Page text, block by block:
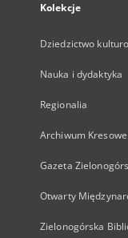
Kolekcje
Dziedzictwo
Nauka i dydaktyka
Regionalia
Archiwum Kresowe
Gazeta
Otwarty
Zielonogórska